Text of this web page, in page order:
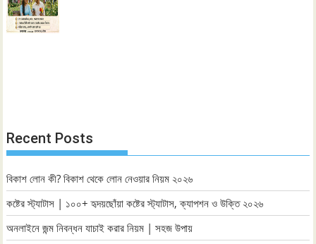
Recent Posts
বিকাশ লোন কী? বিকাশ থেকে লোন নেওয়ার নিয়ম ২০২৬
কষ্টের স্ট্যাটাস | ১০০+ হৃদয়ছোঁয়া কষ্টের স্ট্যাটাস, ক্যাপশন ও উক্তি ২০২৬
অনলাইনে জন্ম নিবন্ধন যাচাই করার নিয়ম | সহজ উপায়